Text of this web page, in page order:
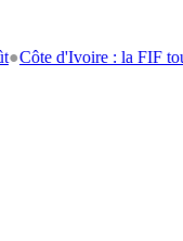
: la FIF tourne la